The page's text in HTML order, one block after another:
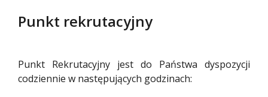
Punkt rekrutacyjny
Punkt Rekrutacyjny jest do Państwa dyspozycji
codziennie w następujących godzinach: